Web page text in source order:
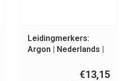
Leidingmerkers:
Argon | Nederlands |
€13,15